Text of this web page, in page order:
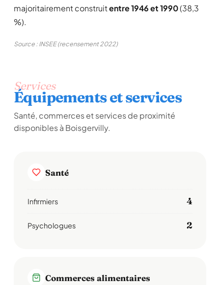
majoritairement construitentre 1946 et 1990(38,3
%).
Source : INSEE (recensement 2022)
Services
Équipements et services
Santé, commerces et services de proximité
disponibles à Boisgervilly.
Santé
Infirmiers 4
Psychologues 2
Commerces alimentaires